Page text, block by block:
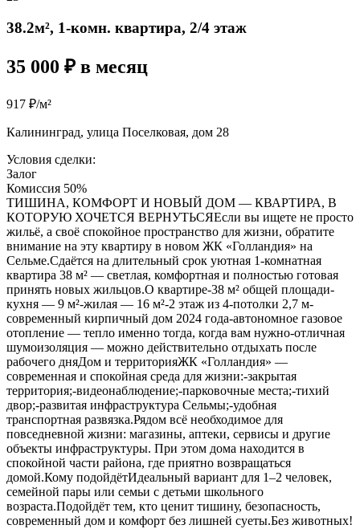
38.2м², 1-комн. квартира, 2/4 этаж
35 000 ₽ в месяц
917 ₽/м²
Калининград, улица Поселковая, дом 28
Условия сделки:
Залог
Комиссия 50%
ТИШИНА, КОМФОРТ И НОВЫЙ ДОМ — КВАРТИРА, В
КОТОРУЮ ХОЧЕТСЯ ВЕРНУТЬСЯЕсли вы ищете не просто
жильё, а своё спокойное пространство для жизни, обратите
внимание на эту квартиру в новом ЖК «Голландия» на
Сельме.Сдаётся на длительный срок уютная 1-комнатная
квартира 38 м² — светлая, комфортная и полностью готовая
принять новых жильцов.О квартире-38 м² общей площади-
кухня — 9 м²-жилая — 16 м²-2 этаж из 4-потолки 2,7 м-
современный кирпичный дом 2024 года-автономное газовое
отопление — тепло именно тогда, когда вам нужно-отличная
шумоизоляция — можно действительно отдыхать после
рабочего дняДом и территорияЖК «Голландия» —
современная и спокойная среда для жизни:-закрытая
территория;-видеонаблюдение;-парковочные места;-тихий
двор;-развитая инфраструктура Сельмы;-удобная
транспортная развязка.Рядом всё необходимое для
повседневной жизни: магазины, аптеки, сервисы и другие
объекты инфраструктуры. При этом дома находится в
спокойной части района, где приятно возвращаться
домой.Кому подойдётИдеальный вариант для 1–2 человек,
семейной пары или семьи с детьми школьного
возраста.Подойдёт тем, кто ценит тишину, безопасность,
современный дом и комфорт без лишней суеты.Без животных!